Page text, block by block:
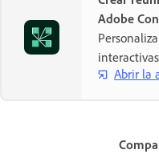
Adobe
Abrir la